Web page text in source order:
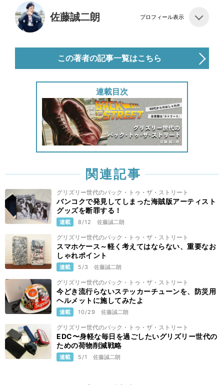
佐藤誠二朗 プロフィール表示
この著者の記事一覧はこちら
連載目次
関連記事
グリズリー世代のバック・トゥ・ザ・ストリート
バンコクで発見してしまった海賊版アーティスト
グッズを断罪する！
連載 8/12 佐藤誠二朗
グリズリー世代のバック・トゥ・ザ・ストリート
スマホケース～軽く考えてはならない、重要なお
しゃれポイント
連載 5/3 佐藤誠二朗
グリズリー世代のバック・トゥ・ザ・ストリート
今どき流行らないステッカーチューンを、防災用
ヘルメットに施してみたよ
連載 10/29 佐藤誠二朗
グリズリー世代のバック・トゥ・ザ・ストリート
EDC〜身軽な毎日を過ごしたいグリズリー世代の
ための荷物削減戦略
連載 5/1 佐藤誠二朗